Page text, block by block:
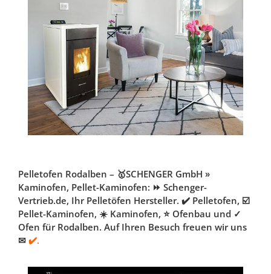
Pelletofen Rodalben – 🥇SCHENGER GmbH »
Kaminofen, Pellet-Kaminofen: ⏩ Schenger-
Vertrieb.de, Ihr Pelletöfen Hersteller. ✔️ Pelletofen, ☑️
Pellet-Kaminofen, ☀️ Kaminofen, ⭐ Ofenbau und ✓
Ofen für Rodalben. Auf Ihren Besuch freuen wir uns
✉ ✔️.